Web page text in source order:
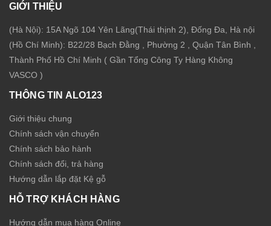
GIỚI THIỆU
(Hà Nội): 15A Ngõ 104 Yên Lãng(Thái thịnh 2), Đống Đa, Hà nội
(Hồ Chí Minh): B22/28 Bạch Đằng , Phường 2 , Quận Tân Bình ,
Thành Phố Hồ Chí Minh ( Gần Tổng Công Ty Hàng Không
VASCO )
THÔNG TIN ALO123
Giới thiệu chung
Chính sách vận chuyển
Chính sách bảo hành
Chính sách đổi, trả hàng
Hướng dẫn lắp đặt Kệ gỗ
HỖ TRỢ KHÁCH HÀNG
Hướng dẫn mua hàng Online